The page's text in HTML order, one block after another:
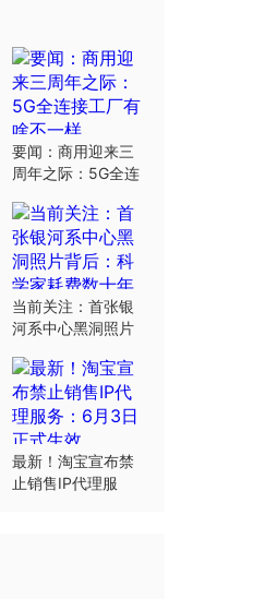
要闻：商用迎来三
周年之际：5G全连
当前关注：首张银
河系中心黑洞照片
数十年研究
最新！淘宝宣布禁
止销售IP代理服